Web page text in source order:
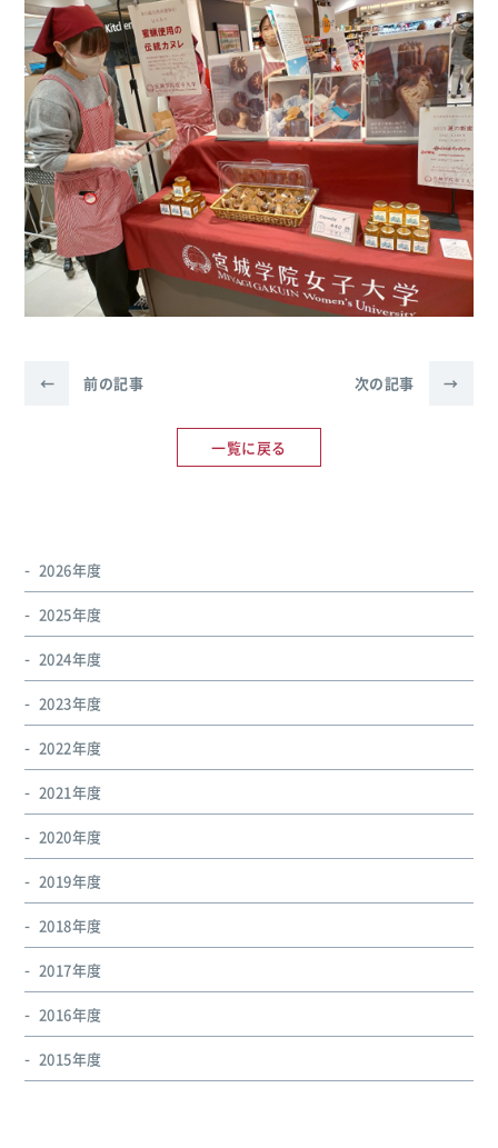
← 前の記事
一覧に戻る
次の記事 →
2026年度
2025年度
2024年度
2023年度
2022年度
2021年度
2020年度
2019年度
2018年度
2017年度
2016年度
2015年度